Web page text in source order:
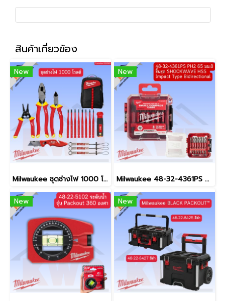
สินค้าเกี่ยวข้อง
New
Milwaukee ชุดช่างไฟ 1000 โวลต์ Q3/2569 (ของแท้แน่นอน)
New
Milwaukee 48-32-4361PS ดอกไขควง 65mm PH2 ชุด 8ชิ้นพร้อมกล่อง (สินค้ามีพร้อมจัดส่ง)
New New